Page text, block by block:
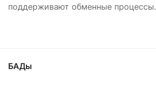
поддерживают обменные процессы.
БАДы